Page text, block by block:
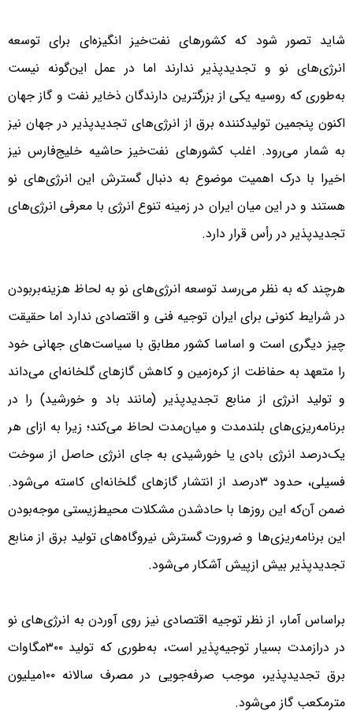
شاید تصور شود که کشورهای نفت‌خیز انگیزه‌ای برای توسعه
انرژی‌های نو و تجدیدپذیر ندارند اما در عمل این‌گونه نیست
به‌طوری که روسیه یکی از بزرگترین دارندگان ذخایر نفت و گاز جهان
اکنون پنجمین تولید‌کننده برق از انرژی‌های تجدیدپذیر در جهان نیز
به شمار می‌رود. اغلب کشورهای نفت‌خیز حاشیه خلیج‌فارس نیز
اخیرا با درک اهمیت موضوع به دنبال گسترش این انرژی‌های نو
هستند و در این میان ایران در زمینه تنوع انرژی با معرفی انرژی‌های
تجدیدپذیر در رأس قرار دارد.
هرچند که به نظر می‌رسد توسعه انرژی‌های نو به لحاظ هزینه‌بربودن
در شرایط کنونی برای ایران توجیه فنی و اقتصادی ندارد اما حقیقت
چیز دیگری است و اساسا کشور مطابق با سیاست‌های جهانی خود
را متعهد به حفاظت از کره‌زمین و کاهش گازهای گلخانه‌ای می‌داند
و تولید انرژی از منابع تجدیدپذیر (مانند باد و خورشید) را در
برنامه‌ریزی‌های بلندمدت و میان‌مدت لحاظ می‌کند؛ زیرا به ازای هر
یک‌درصد انرژی بادی یا خورشیدی به جای انرژی حاصل از سوخت
فسیلی، حدود ٣‌درصد از انتشار گازهای گلخانه‌ای کاسته می‌شود.
ضمن آن‌که این روزها با حادشدن مشکلات محیط‌زیستی موجه‌بودن
این برنامه‌ریزی‌ها و ضرورت‌ گسترش نیروگاه‌های تولید برق از منابع
تجدیدپذیر بیش ازپیش آشکار می‌شود.
براساس آمار، از نظر توجیه اقتصادی نیز روی آوردن به انرژی‌های نو
در درازمدت بسیار توجیه‌پذیر است، به‌طوری که تولید ٣٠٠مگاوات
برق تجدیدپذیر، موجب صرفه‌جویی در مصرف سالانه ١٠٠‌میلیون
مترمکعب گاز می‌شود.